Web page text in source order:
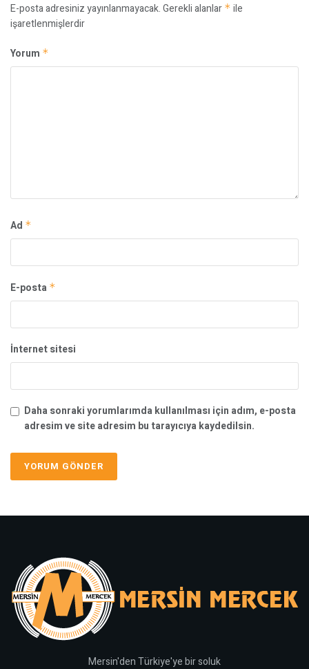
E-posta adresiniz yayınlanmayacak.Gerekli alanlar * ile
işaretlenmişlerdir
Yorum *
Ad *
E-posta *
İnternet sitesi
Daha sonraki yorumlarımda kullanılması için adım, e-posta
adresim ve site adresim bu tarayıcıya kaydedilsin.
Mersin'den Türkiye'ye bir soluk